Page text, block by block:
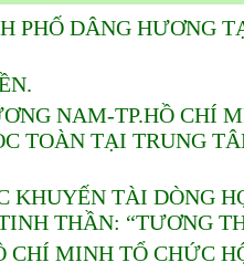
PHỐ DÂNG HƯƠNG
NAM-TP.HỒ CHÍ
TOÀN TẠI TRUNG
KHUYẾN TÀI DÒNG
THẦN: “TƯƠNG
CHÍ MINH TỔ CHỨC